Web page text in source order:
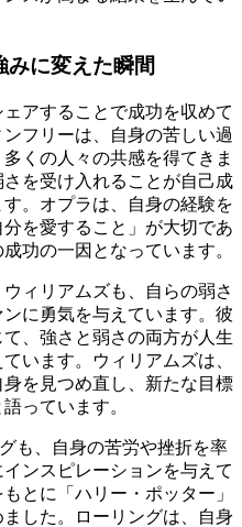
みに変えた瞬間
アすることで成功を収めて
フリーは、自身の苦しい過
くの人々の共感を得てきま
を受け入れることが自己成
。オプラは、自身の経験を
を愛すること」が大切であ
功の一因となっています。
ィリアムズも、自らの弱さ
に勇気を与えています。彼
、強さと弱さの両方が人生
います。ウィリアムズは、
を見つめ直し、新たな目標
っています。
も、自身の苦労や挫折を率
ンスピレーションを与えて
とに「ハリー・ポッター」
した。ローリングは、自身